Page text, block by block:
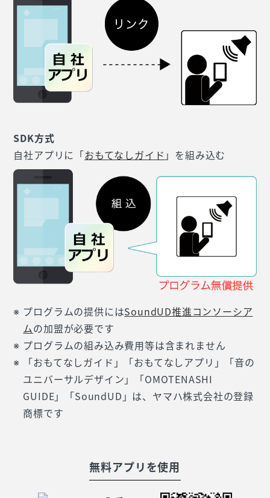
SDK方式
自社アプリに「おもてなしガイド 」を組み込む
プログラムの提供にはSoundUD推進コンソーシア
ムの加盟が必要です
プログラムの組み込み費用等は含まれません
「おもてなしガイド」「おもてなしアプリ」「音の
ユニバーサルデザイン」「OMOTENASHI
GUIDE」「SoundUD」は、ヤマハ株式会社の登録
商標です
無料アプリを使用